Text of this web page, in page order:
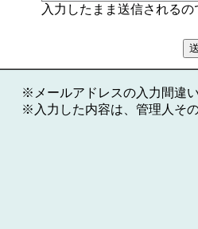
入力したまま送信される
※メールアドレスの入力間違
※入力した内容は、管理人そ